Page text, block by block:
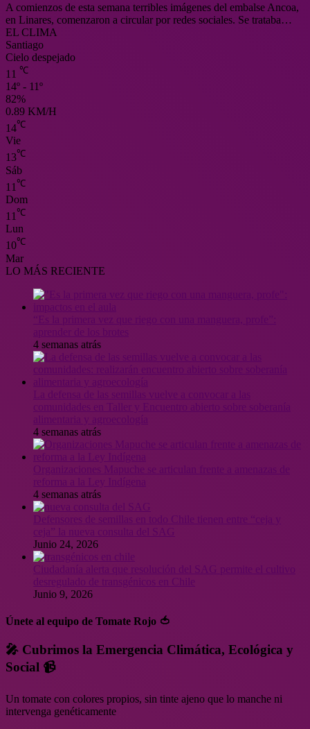
A comienzos de esta semana terribles imágenes del embalse Ancoa,
en Linares, comenzaron a circular por redes sociales. Se trataba…
EL CLIMA
Santiago
Cielo despejado
11 ℃
14º - 11º
82%
0.89 KM/H
14℃
Vie
13℃
Sáb
11 ℃
Dom
11 ℃
Lun
10℃
Mar
LO MÁS RECIENTE
4 semanas atrás
4 semanas atrás
Organizaciones Mapuche se articulan frente a amenazas de
4 semanas atrás
Junio 24, 2026
Ciudadanía alerta que resolución del SAG permite el cultivo
desregulado de transgénicos en Chile
Junio 9, 2026
Únete al equipo de Tomate Rojo 🍅
🎤 Cubrimos la Emergencia Climática, Ecológica y
Social 📹
Un tomate con colores propios, sin tinte ajeno que lo manche ni
intervenga genéticamente